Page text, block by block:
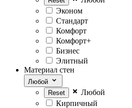
Эконом
Стандарт
Комфорт
Комфорт+
Бизнес
Элитный
Материал стен
Любой
Любой
Кирпичный